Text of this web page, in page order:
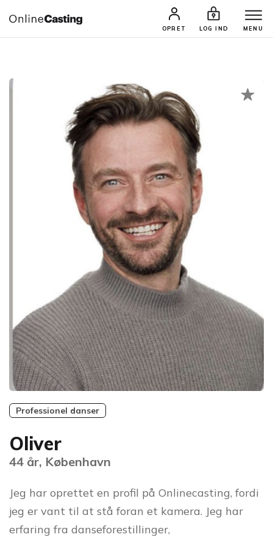
OPRET LOG IND MENU
CASTINGS & JOBS SØG PROFIL
Professionel danser
Oliver
44 år, København
Jeg har oprettet en profil på Onlinecasting, fordi
jeg er vant til at stå foran et kamera. Jeg har
erfaring fra danseforestillinger,